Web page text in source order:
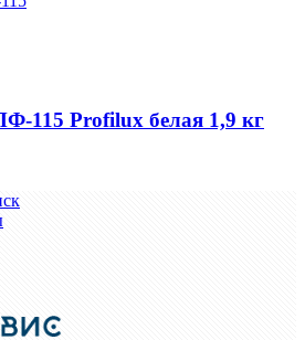
115 Profilux белая 1,9 кг